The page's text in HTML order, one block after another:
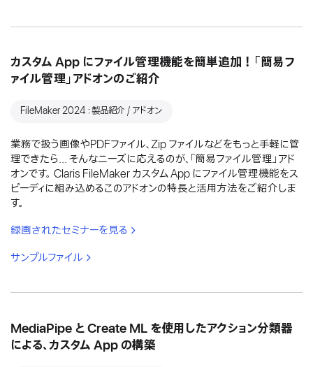
カスタム App にファイル管理機能を簡単追加！「簡易フ
ァイル管理」アドオンのご紹介
FileMaker 2024：製品紹介 / アドオン
業務で扱う画像やPDFファイル、Zip ファイルなどをもっと手軽に管
理できたら... そんなニーズに応えるのが、「簡易ファイル管理」アド
オンです。 Claris FileMaker カスタム App にファイル管理機能をス
ピーディに組み込めるこのアドオンの特長と活用方法をご紹介しま
す。
録画されたセミナーを見る
サンプルファイル
MediaPipe と Create ML を使用したアクション分類器
による、カスタム App の構築